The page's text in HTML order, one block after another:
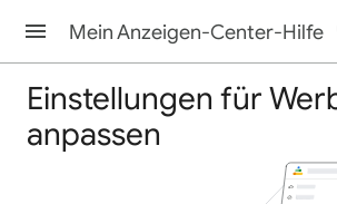
Mein Anzeigen-Center-Hilfe
Einstellungen für
anpassen